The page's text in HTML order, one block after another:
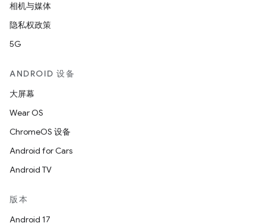
相机与媒体
隐私权政策
5G
ANDROID 设备
大屏幕
Wear OS
ChromeOS 设备
Android for Cars
Android TV
版本
Android 17